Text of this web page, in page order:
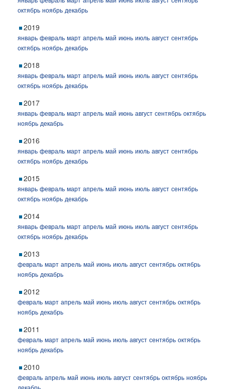
октябрь ноябрь декабрь
2019
январь февраль март апрель май июнь июль август сентябрь
октябрь ноябрь декабрь
2018
январь февраль март апрель май июнь июль август сентябрь
октябрь ноябрь декабрь
2017
январь февраль март апрель май июнь август сентябрь октябрь
ноябрь декабрь
2016
январь февраль март апрель май июнь июль август сентябрь
октябрь ноябрь декабрь
2015
январь февраль март апрель май июнь июль август сентябрь
октябрь ноябрь декабрь
2014
январь февраль март апрель май июнь июль август сентябрь
октябрь ноябрь декабрь
2013
февраль март апрель май июнь июль август сентябрь октябрь
ноябрь декабрь
2012
февраль март апрель май июнь июль август сентябрь октябрь
ноябрь декабрь
2011
февраль март апрель май июнь июль август сентябрь октябрь
ноябрь декабрь
2010
февраль апрель май июнь июль август сентябрь октябрь ноябрь
декабрь